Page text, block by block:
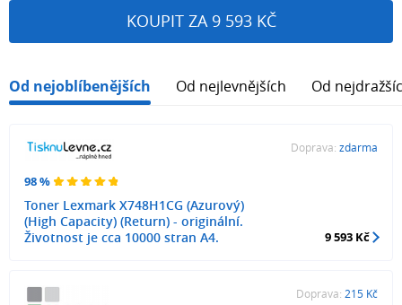
KOUPIT ZA 9 593 KČ
Od nejoblíbenějších Od nejlevnějších Od
98 %
Toner Lexmark X748H1CG (Azurový)
(High Capacity) (Return) - originální.
Životnost je cca 10000 stran A4.
Doprava: zdarma
9 593 Kč
Doprava: 215 Kč